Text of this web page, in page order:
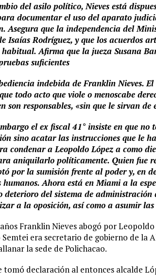
del asilo político, Nieves está
documentar el uso del aparato
Asegura que la independencia del
Isaías Rodríguez, y que los acuerdos
Afirma que la jueza Susana
suficientes
indebida de Franklin Nieves.
todo acto que viole o menoscabe
son responsables, «sin que le sirvan de
el ex fiscal 41° insiste en que no
sino acatar las instrucciones que le
condenar a Leopoldo López a como
aniquilarlo políticamente. Quien fue
por la sumisión frente al poder y, en
humanos. Ahora está en Miami a la
deterioro del sistema de
a la oposición, así como a asumir las
Franklin Nieves abogó por
era secretario de gobierno de
la sede de Polichacao.
tomó declaración al entonces alcalde